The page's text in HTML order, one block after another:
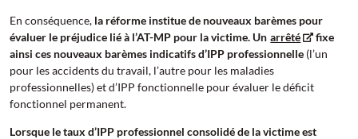
En conséquence, la réforme institue de nouveaux barèmes pour
évaluer le préjudice lié à l’AT-MP pour la victime. Un arrêté
fixe
ainsi ces nouveaux barèmes indicatifs d’IPP professionnelle (l’un
pour les accidents du travail, l’autre pour les maladies
professionnelles) et d’IPP fonctionnelle pour évaluer le déficit
fonctionnel permanent.
Lorsque le taux d’IPP professionnel consolidé de la victime est